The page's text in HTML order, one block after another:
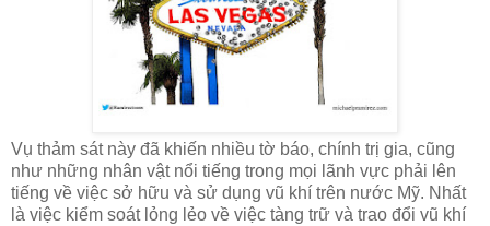
Vụ thảm sát này đã khiến nhiều tờ báo, chính trị gia, cũng
như những nhân vật nổi tiếng trong mọi lãnh vực phải lên
tiếng về việc sở hữu và sử dụng vũ khí trên nước Mỹ. Nhất
là việc kiểm soát lỏng lẻo về việc tàng trữ và trao đổi vũ khí